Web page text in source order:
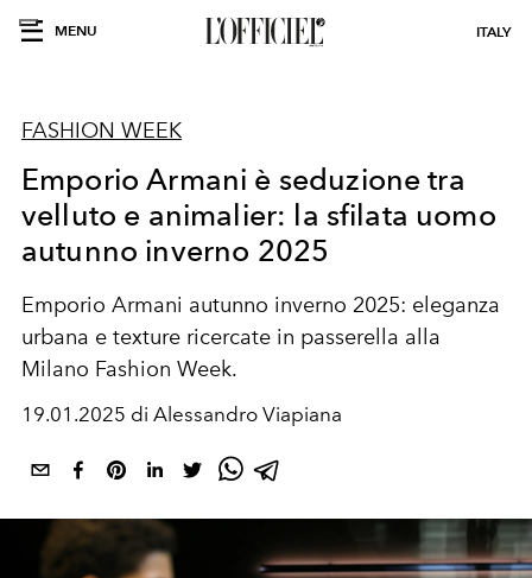
MENU ITALY
FASHION WEEK
Emporio Armani è seduzione tra
velluto e animalier: la sfilata uomo
autunno inverno 2025
Emporio Armani autunno inverno 2025: eleganza
urbana e texture ricercate in passerella alla
Milano Fashion Week.
19.01.2025 di Alessandro Viapiana